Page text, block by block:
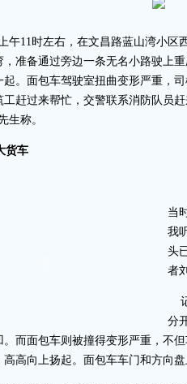
11时左右，在文昌路蓝山湾小区
，准备通过旁边一条无名小路驶上
。面包车驾驶室扭曲变形严重，
工赶过来帮忙，交警联系消防队员
生称。
货车
当
我
头
者
分
。而面包车则被撞得变形严重，不
高向上扬起。面包车车门和方向盘